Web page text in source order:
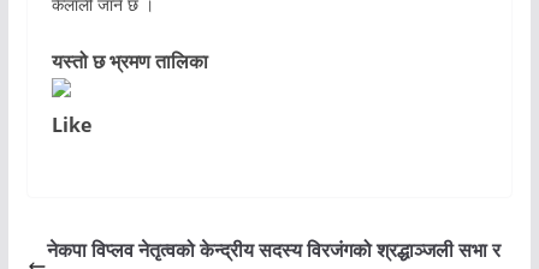
यस्तो छ भ्रमण तालिका
Like
नेकपा विप्लव नेतृत्वको केन्द्रीय सदस्य विरजंगको श्रद्धाञ्जली सभा र